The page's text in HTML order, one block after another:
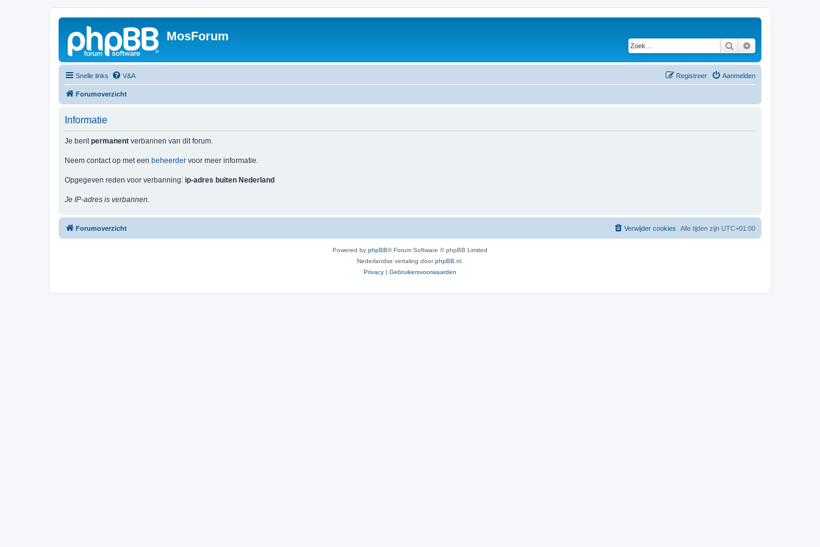
MosForum
Zoek
Snelle links V&A Aanmelden
Registreer
Forumoverzicht
Informatie
Je bentpermanent verbannen van dit forum.
Neem contact op met een beheerder voor meer informatie.
Opgegeven reden voor verbanning: ip-adres buiten Nederland
Je IP-adres is verbannen.
Forumoverzicht Alle tijden zijn UTC+01:00
Verwijder cookies
Powered by phpBB® Forum Software © phpBB Limited
Nederlandse vertaling doorphpBB.nl
Privacy | Gebruikersvoorwaarden